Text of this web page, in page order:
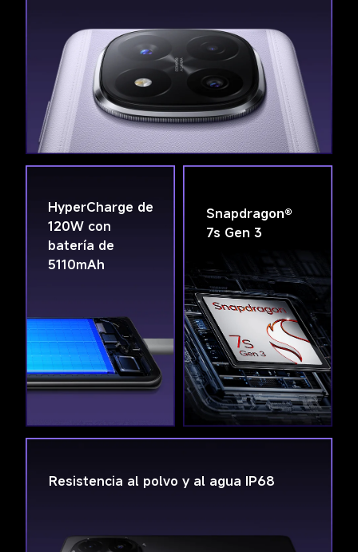
HyperCharge de
120W con
batería de
5110mAh
Snapdragon®
7s Gen 3
Resistencia al polvo y al agua IP68